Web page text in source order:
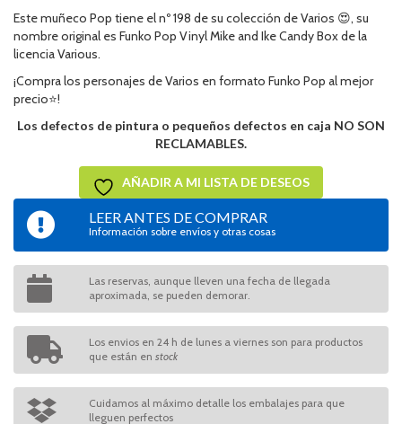
Este muñeco Pop tiene el nº 198 de su colección de Varios 😍, su
nombre original es Funko Pop Vinyl Mike and Ike Candy Box de la
licencia Various.
¡Compra los personajes de Varios en formato Funko Pop al mejor
precio⭐!
Los defectos de pintura o pequeños defectos en caja NO SON
RECLAMABLES.
AÑADIR A MI LISTA DE DESEOS
LEER ANTES DE COMPRAR
Información sobre envíos y otras cosas
Las reservas, aunque lleven una fecha de llegada
aproximada, se pueden demorar.
Los envios en 24 h de lunes a viernes son para productos
que están en stock
Cuidamos al máximo detalle los embalajes para que
lleguen perfectos